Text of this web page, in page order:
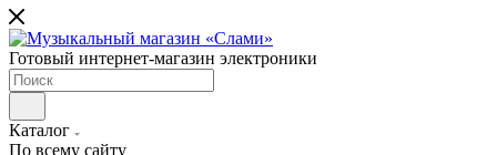
Готовый интернет-магазин электроники
Каталог
По всему сайту